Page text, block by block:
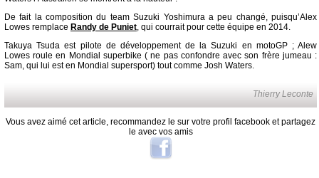
De fait la composition du team Suzuki Yoshimura a peu changé, puisqu’Alex
Lowes remplace Randy de Puniet, qui courrait pour cette équipe en 2014.
Takuya Tsuda est pilote de développement de la Suzuki en motoGP ; Alew
Lowes roule en Mondial superbike ( ne pas confondre avec son frère jumeau :
Sam, qui lui est en Mondial supersport) tout comme Josh Waters.
Thierry Leconte
Vous avez aimé cet article, recommandez le sur votre profil facebook et partagez
le avec vos amis